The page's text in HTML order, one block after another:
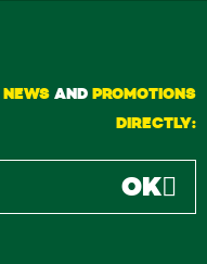
NEWSAND PROMOTIONS
DIRECTLY:
OK